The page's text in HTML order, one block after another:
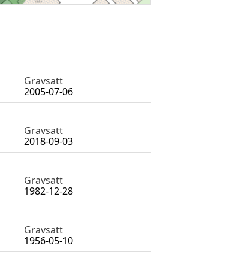
Gravsatt
2005-07-06
Gravsatt
2018-09-03
Gravsatt
1982-12-28
Gravsatt
1956-05-10